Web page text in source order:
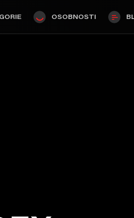
OSOBNOSTI